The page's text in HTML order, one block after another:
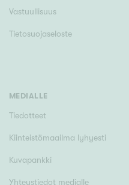
Hissi
Järvi- tai merinäköala
Oma sauna
Parveke
Senioriasunto
Vastuullisuus
Tietosuojaseloste
MEDIALLE
Tiedotteet
Kiinteistömaailma lyhyesti
Kuvapankki
Yhteystiedot medialle